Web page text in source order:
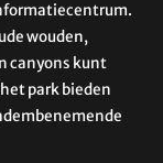
wouden,
canyons kunt
park bieden